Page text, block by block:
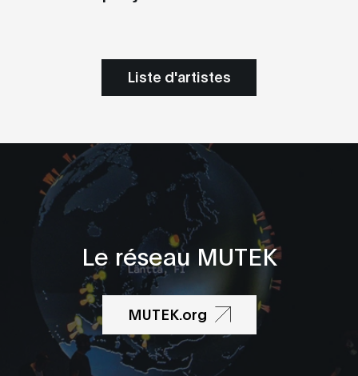
Liste d'artistes
Le réseau MUTEK
MUTEK.org